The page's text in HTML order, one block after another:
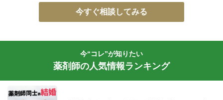
今すぐ相談してみる
今“コレ”が知りたい
薬剤師の人気情報ランキング